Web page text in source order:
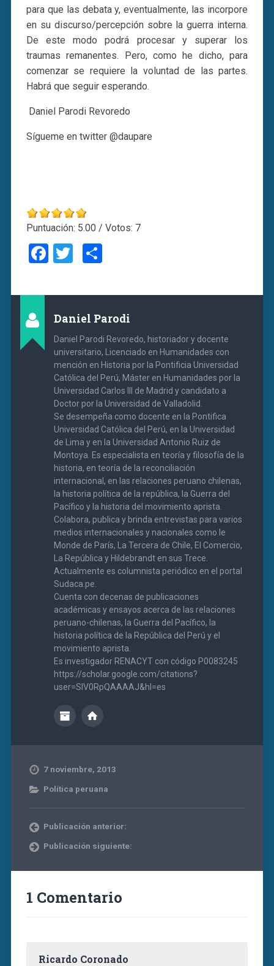
para que las debata y, eventualmente, las incorpore
en su discurso/percepción sobre la guerra interna.
De este modo podrá procesar y superar los
traumas remanentes. Pero, como he dicho, para
comenzar se requiere la voluntad de las partes.
Habrá que seguir esperando.
Daniel Parodi Revoredo
Sígueme en twitter @daupare
Puntuación: 5.00 / Votos: 7
Facebook
TwitterCompartir
Daniel Parodi
Daniel Parodi Revoredo, historiador y docente
universitario, Licenciado en Humanidades con
mención en Historia por la Pontificia Universidad
Católica del Perú, Máster en Humanidades por la
Universidad Carlos III de Madrid y candidato a
Doctor por la Universidad de Valladolid.
Se desempeña como docente en la Pontifica
Universidad Católica del Perú, en la Universidad
de Lima y en la Universidad Antonio Ruiz de
Montoya. Es especialista en teoría y filosofía de la
historia, en teoría de la reconciliación
internacional, en las relaciones peruano chilenas,
la historia política de la república, la Guerra del
Pacífico y la historia del movimiento aprista.
Colabora, publica y brinda entrevistas para varios
medios internacionales y nacionales como le
Monde de París, La Tercera de Chile, El Comercio,
La República y Hildebrandt en sus Trece.
Actualmente es columnista periódico en el portal
Sudaca.pe.
Cuenta con decenas de publicaciones
académicas y ensayos acerca de las relaciones
peruano-chilenas, la Guerra del Pacífico, la
historia política de la República del Perú y el
movimiento aprista.
Es investigador RENACYT con código P0083245
https://scholar.google.com/citations?
user=SIV0RpQAAAAJ&hl=es
7 noviembre, 2013
Política peruana
Publicación anterior:
Publicación siguiente:
1 Comentario
Ricardo Coronado